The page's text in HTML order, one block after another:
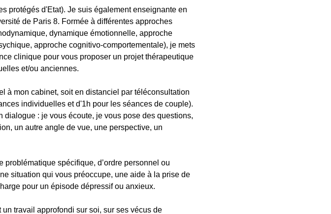
protégés d'Etat). Je suis également enseignante en
de Paris 8. Formée à différentes approches
dynamique émotionnelle, approche
approche cognitivo-comportementale), je mets
clinique pour vous proposer un projet thérapeutique
et/ou anciennes.
à mon cabinet, soit en distanciel par téléconsultation
individuelles et d'1h pour les séances de couple).
: je vous écoute, je vous pose des questions,
un autre angle de vue, une perspective, un
problématique spécifique, d’ordre personnel ou
situation qui vous préoccupe, une aide à la prise de
pour un épisode dépressif ou anxieux.
travail approfondi sur soi, sur ses vécus de